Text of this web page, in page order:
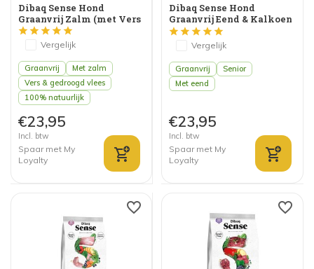
Dibaq Sense Hond
Graanvrij Zalm (met Vers
Vlees)
Vergelijk
Graanvrij
Met zalm
Vers & gedroogd vlees
100% natuurlijk
€23,95
Incl. btw
Spaar met My
Loyalty
Dibaq Sense Hond
Graanvrij Eend & Kalkoen
Light/Senior (met Vers
Vlees)Vergelijk
Graanvrij
Senior
Met eend
€23,95
Incl. btw
Spaar met My
Loyalty